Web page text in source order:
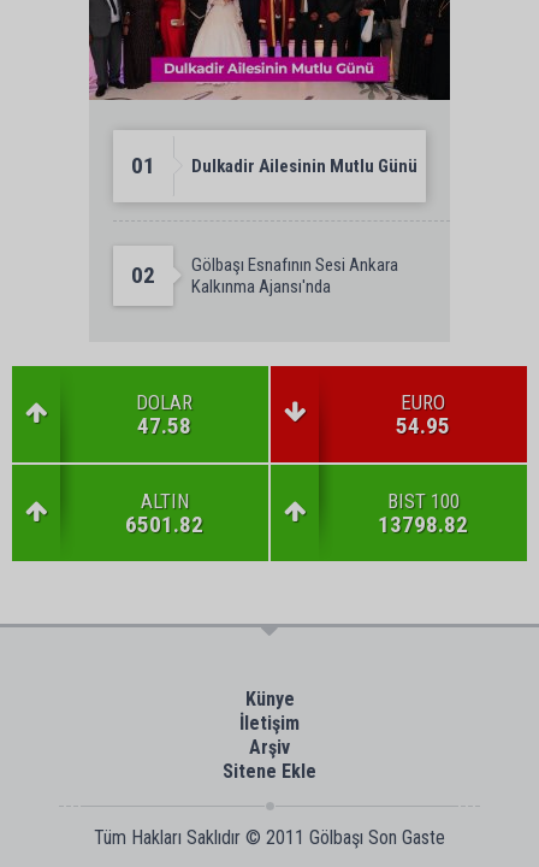
01 Dulkadir Ailesinin Mutlu Günü
02
Gölbaşı Esnafının Sesi Ankara
Kalkınma Ajansı'nda
DOLAR
47.58
EURO
54.95
ALTIN
6501.82
BIST 100
13798.82
Künye
İletişim
Arşiv
Sitene Ekle
Tüm Hakları Saklıdır © 2011 Gölbaşı Son Gaste